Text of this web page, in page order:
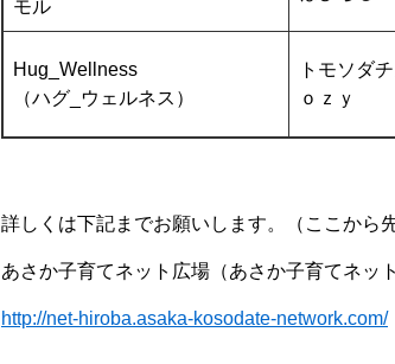
モル
Hug_Wellness
（ハグ_ウェルネス）
トモソダ
ｏｚｙ
詳しくは下記までお願いします。（ここから
あさか子育てネット広場（あさか子育てネッ
http://net-hiroba.asaka-kosodate-network.com/